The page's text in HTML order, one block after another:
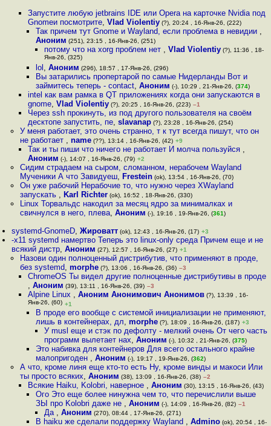
Запустите любую jetbrains IDE или Opera на карточке Nvidia под
Gnomeи посмотрите, Vlad Violentiy(?), 20:24 , 16-Янв-26, (222)
Так причем тут Gnome и Wayland, если проблема в невидии ,
Аноним (251), 23:15 , 16-Янв-26, (251)
потому что на xorg проблем нет , Vlad Violentiy(?), 11:36 , 18-
Янв-26, (325)
lol ,Аноним (296), 18:57 , 17-Янв-26, (296)
Вы затарились пропертарой по самые Нидерланды Вот и
займитесь теперь - contact,Аноним (-), 10:29 , 21-Янв-26, (374)
intel как вам рамка в QT приложениях когда они запускаются в
gnome, Vlad Violentiy(?), 20:25 , 16-Янв-26, (223) –1
Через ssh прокинуть, из под другого пользователя на своём
десктопе запустить, пе, slavanap(?), 23:28 , 16-Янв-26, (254)
У меня работает, это очень странно, т к тут всегда пишут, что он
не работает , name(??), 13:14 , 16-Янв-26, (42) +9
Так и ты пиши что ничего не работает И молча пользуйся ,
Аноним (-), 14:07 , 16-Янв-26, (79) +2
Сидим страдаем на сыром, сломанном, нерабочем Wayland
Мученики А что Завидуеш, Frestein(ok), 13:54 , 16-Янв-26, (70)
Он уже рабочий Нерабочие то, что нужно через XWayland
запускать , Karl Richter(ok), 16:52 , 18-Янв-26, (330)
Linux Торвальдс накодил за месяц ядро за минималках и
свичнулся в него, плева, Аноним (-), 19:16 , 19-Янв-26, (361)
systemd-GnomeD,Жироватт (ok), 12:43 , 16-Янв-26, (17) +3
-x11 systemd намертво Теперь это linux-only среда Причем еще и не
всякий дистр,Аноним (27), 12:57 , 16-Янв-26, (27) +1
Назови один полноценный дистрибутив, что применяют в проде,
без systemd, morphe(?), 13:06 , 16-Янв-26, (36) –3
ChromeOS Ты видел другие полноценные дистрибутивы в проде
, Аноним (39), 13:11 , 16-Янв-26, (39) –3
Alpine Linux , Аноним Анонимович Анонимов(?), 13:39 , 16-
Янв-26, (60) +1
В проде его вообще с системой инициализации не применяют,
лишь в контейнерах, дл,morphe (?), 18:09 , 16-Янв-26, (187) +3
У musl еще и стэк по дефолту - мелкий очень От чего часть
программ вылетает нах, Аноним (-), 10:32 , 21-Янв-26, (375)
Это набивка для контейнеров Для всего остального крайне
малопригоден ,Аноним (-), 19:17 , 19-Янв-26, (362)
А что, кроме линя еще кто-то есть Ну, кроме винды и макоси Или
ты просто всяких, Аноним (38), 13:09 , 16-Янв-26, (38) –2
Всякие Haiku, Kolobri, наверное , Аноним (30), 13:15 , 16-Янв-26, (43)
Ого Это еще более нинужна чем то, что перечислили выше
ЗЫ про Kolobri даже не ,Аноним (-), 14:09 , 16-Янв-26, (82) –1
Да , Аноним (270), 08:44 , 17-Янв-26, (271)
В haiku же сделали поддержку Wayland ,Admino (ok), 20:54 , 16-